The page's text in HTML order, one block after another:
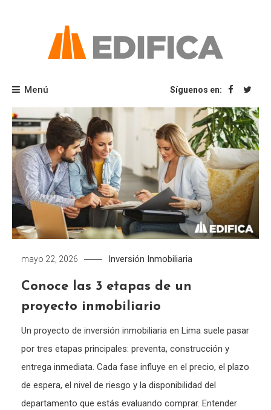
Blog Edifica
Menú Síguenos en:
mayo 22, 2026 Inversión Inmobiliaria
Conoce las 3 etapas de un
proyecto inmobiliario
Un proyecto de inversión inmobiliaria en Lima suele pasar
por tres etapas principales: preventa, construcción y
entrega inmediata. Cada fase influye en el precio, el plazo
de espera, el nivel de riesgo y la disponibilidad del
departamento que estás evaluando comprar. Entender